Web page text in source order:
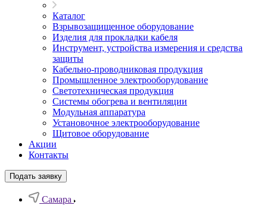
Каталог
Взрывозащищенное оборудование
Изделия для прокладки кабеля
Инструмент, устройства измерения и средства
защиты
Кабельно-проводниковая продукция
Промышленное электрооборудование
Светотехническая продукция
Системы обогрева и вентиляции
Модульная аппаратура
Установочное электрооборудование
Щитовое оборудование
Акции
Контакты
Подать заявку
Самара